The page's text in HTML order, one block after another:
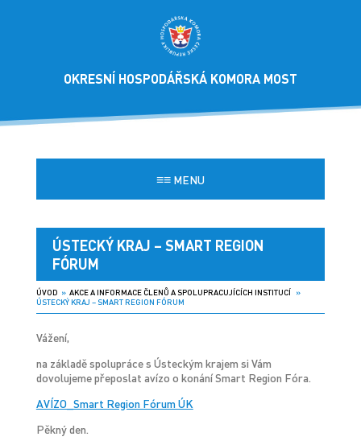
OKRESNÍ HOSPODÁŘSKÁ KOMORA MOST
≡≡MENU
ÚSTECKÝ KRAJ – SMART REGION
FÓRUM
ÚVOD » AKCE A INFORMACE ČLENŮ A SPOLUPRACUJÍCÍCH INSTITUCÍ»
ÚSTECKÝ KRAJ – SMART REGION FÓRUM
Vážení,
na základě spolupráce s Ústeckým krajem si Vám
dovolujeme přeposlat avízo o konání Smart Region Fóra.
AVÍZO_Smart Region Fórum ÚK
Pěkný den.